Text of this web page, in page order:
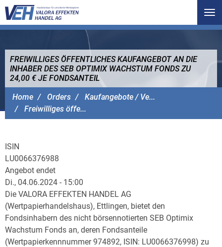
Home Orders
Kaufangebote / Ve...
Freiwilliges öffe...
FREIWILLIGES ÖFFENTLICHES KAUFANGEBOT AN DIE
INHABER DES SEB OPTIMIX WACHSTUM FONDS ZU
24,00 € JE FONDSANTEIL
VALORA EFFEKTEN HANDEL AG
ISIN
LU0066376988
Angebot endet
Di., 04.06.2024 - 15:00
Die VALORA EFFEKTEN HANDEL AG
(Wertpapierhandelshaus), Ettlingen, bietet den
Fondsinhabern des nicht börsennotierten SEB Optimix
Wachstum Fonds an, deren Fondsanteile
(Wertpapierkennnummer 974892, ISIN: LU0066376998) zu